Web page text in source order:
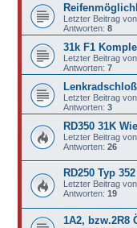
Letzter Beitrag von
Antworten: 8
31k F1
Letzter Beitrag von
Antworten: 7
Letzter Beitrag von
Antworten: 3
RD350 31K
Letzter Beitrag von
Antworten: 26
RD250 Typ
Letzter Beitrag von
Antworten: 19
1A2, bzw.2R8